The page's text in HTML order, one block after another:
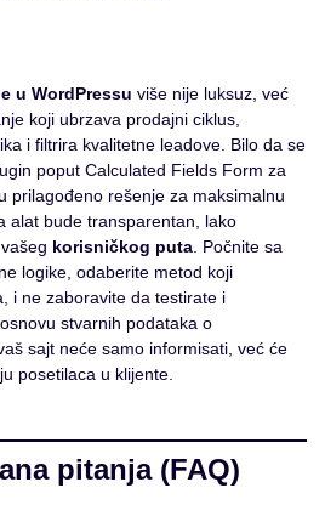
u WordPressu više nije luksuz, već
koji ubrzava prodajni ciklus,
i filtrira kvalitetne leadove. Bilo da se
poput Calculated Fields Form za
prilagođeno rešenje za maksimalnu
alat bude transparentan, lako
korisničkog puta . Počnite sa
logike, odaberite metod koji
i ne zaboravite da testirate i
stvarnih podataka o
sajt neće samo informisati, već će
posetilaca u klijente.
pitanja (FAQ)